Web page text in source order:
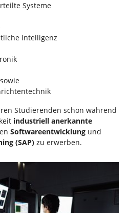
Systeme
Intelligenz
Studierenden schon während
industriell anerkannte
Softwareentwicklung und
(SAP) zu erwerben.